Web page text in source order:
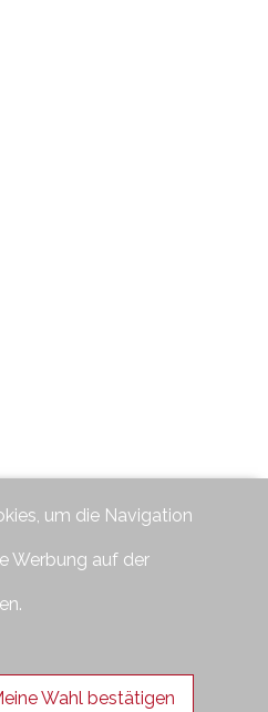
um die Navigation
Werbung auf der
Wahl bestätigen